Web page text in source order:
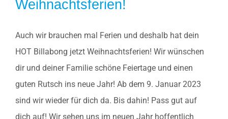
Weihnachtsferien!
Auch wir brauchen mal Ferien und deshalb hat dein
HOT Billabong jetzt Weihnachtsferien! Wir wünschen
dir und deiner Familie schöne Feiertage und einen
guten Rutsch ins neue Jahr! Ab dem 9. Januar 2023
sind wir wieder für dich da. Bis dahin! Pass gut auf
dich auf! Wir sehen uns im neuen Jahr hoffentlich